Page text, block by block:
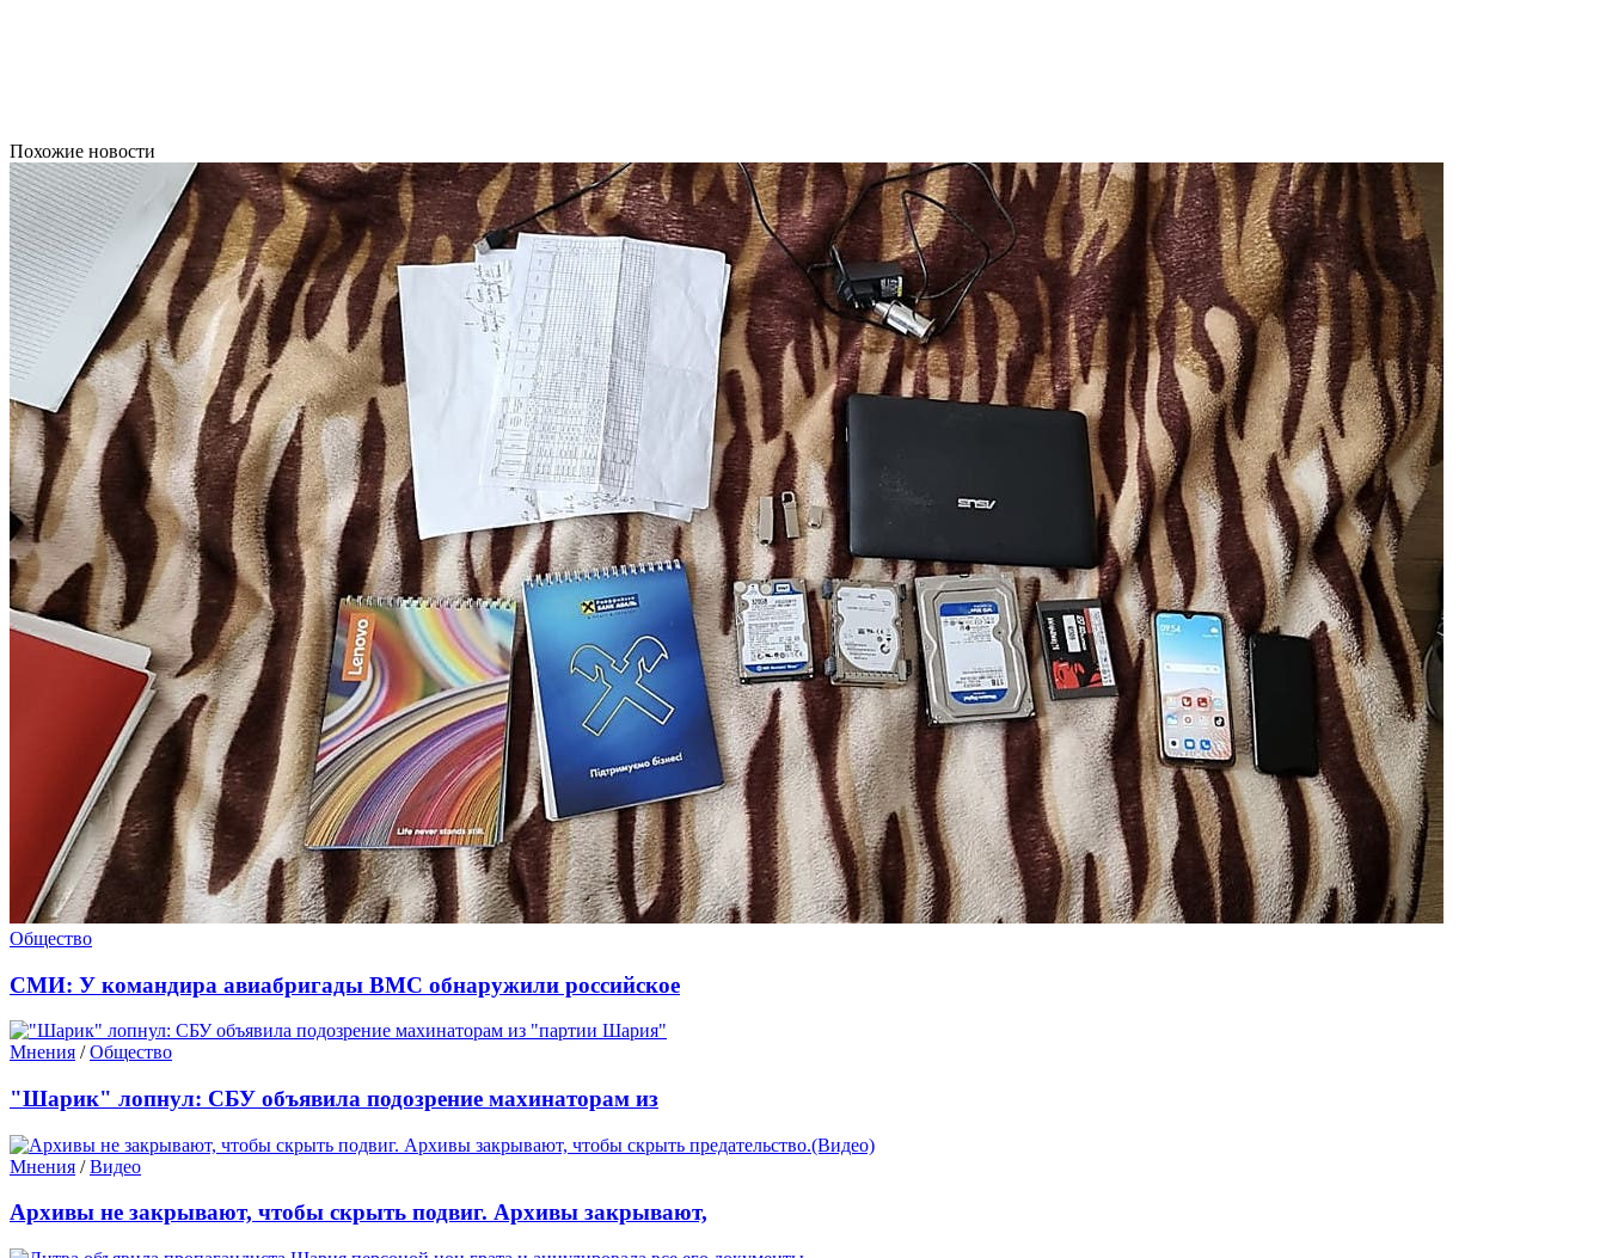
Похожие новости
Общество
СМИ: У командира авиабригады ВМС обнаружили российское
Мнения /Общество
"Шарик" лопнул: СБУ объявила подозрение махинаторам из
Мнения /Видео
Архивы не закрывают, чтобы скрыть подвиг. Архивы закрывают,